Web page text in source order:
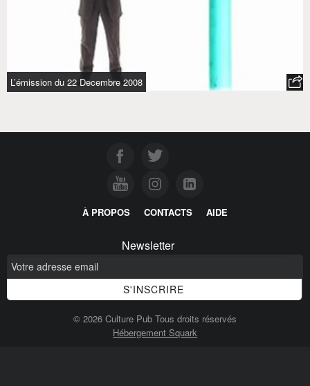
L’émission du 22 Decembre 2008
À PROPOS CONTACTS AIDE
Newsletter
© 2026 Culture Pub Tous droits réservés
Hébergement Squark